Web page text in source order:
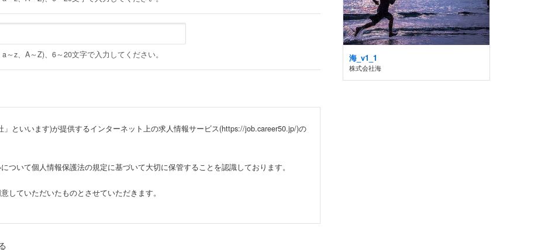
～z、A～Z)、6～20文字で入力してください。
といいます)が提供するインターネット上の求人情報サービス(https://job.career50.jp/)の
ついて個人情報保護法の規定に基づいて大切に保管することを認識しております。
していただいたものとさせていただきます。
海_v1_1
株式会社海